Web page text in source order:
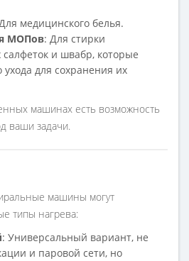
медицинского белья.
МОПов: Для стирки
и швабр, которые
ухода для сохранения их
машинах есть возможность
ваши задачи.
машины могут
типы нагрева:
: Универсальный вариант, не
и паровой сети, но